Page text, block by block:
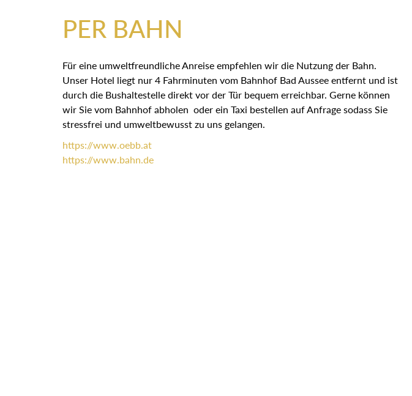
PER BAHN
Für eine umweltfreundliche Anreise empfehlen wir die Nutzung der Bahn.
Unser Hotel liegt nur 4 Fahrminuten vom Bahnhof Bad Aussee entfernt und ist
durch die Bushaltestelle direkt vor der Tür bequem erreichbar. Gerne können
wir Sie vom Bahnhof abholen oder ein Taxi bestellen auf Anfrage sodass Sie
stressfrei und umweltbewusst zu uns gelangen.
https://www.oebb.at
https://www.bahn.de